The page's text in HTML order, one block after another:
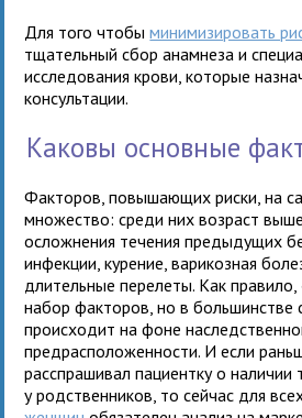
Для того чтобыминимизировать
тщательный сбор анамнеза и
исследования крови, которые
консультации.
Каковы основные
Факторов, повышающих риски, на
множество: среди них возраст
осложнения течения предыдущих
инфекции, курение, варикозная
длительные перелеты. Как
набор факторов, но в большинстве
происходит на фоне
предрасположенности. И если
расспрашивал пациентку о наличии
у родственников, то сейчас для